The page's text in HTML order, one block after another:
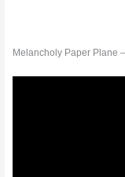
Melancholy Paper Plane